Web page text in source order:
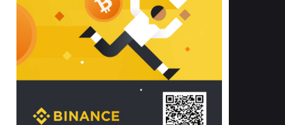
Link) để có cái nhìn toàn diện hơn.
2. Các tiêu chí vàng khi lựa chọn
chăn ga gối đệm cao cấp cho phòng
ngủ
Để sở hữu một bộ chăn ga gối đệm
cao cấp hoàn hảo cả về thẩm mỹ lẫn
công năng, người tiêu dùng cần cân
nhắc kỹ lưỡng các tiêu chí quan trọng